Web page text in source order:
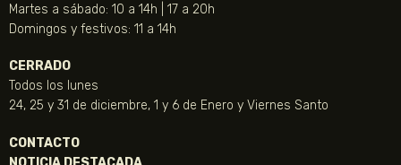
Martes a sábado: 10 a 14h | 17 a 20h
Domingos y festivos: 11 a 14h
CERRADO
Todos los lunes
24, 25 y 31 de diciembre, 1 y 6 de Enero y Viernes Santo
CONTACTO